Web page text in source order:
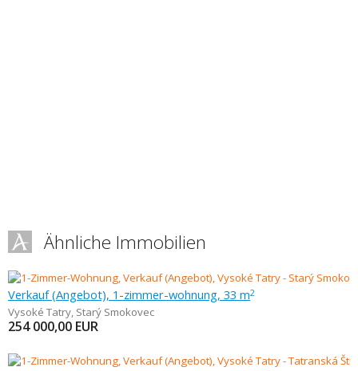
Ähnliche Immobilien
Verkauf (Angebot), 1-zimmer-wohnung, 33 m2
Vysoké Tatry, Starý Smokovec
254 000,00 EUR